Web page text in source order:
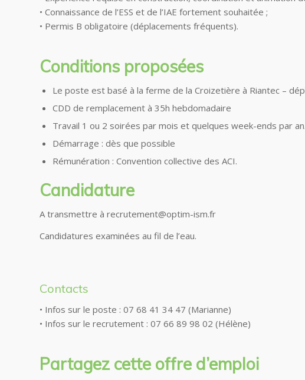
• Connaissance de l’ESS et de l’IAE fortement souhaitée ;
• Permis B obligatoire (déplacements fréquents).
Conditions proposées
Le poste est basé à la ferme de la Croizetière à Riantec –
CDD de remplacement à 35h hebdomadaire
Travail 1 ou 2 soirées par mois et quelques week-ends par an.
Démarrage : dès que possible
Rémunération : Convention collective des ACI.
Candidature
A transmettre à recrutement@optim-ism.fr
Candidatures examinées au fil de l’eau.
Contacts
• Infos sur le poste : 07 68 41 34 47 (Marianne)
• Infos sur le recrutement : 07 66 89 98 02 (Hélène)
Partagez cette offre d’emploi